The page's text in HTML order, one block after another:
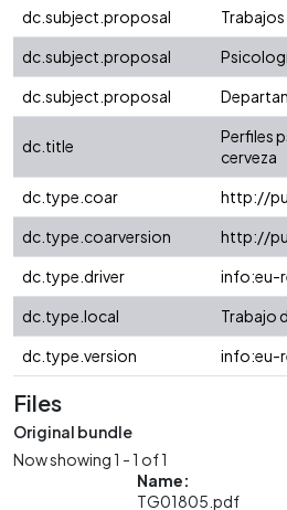
dc.subject.proposal
dc.subject.proposal
dc.subject.proposal
dc.title
Perfiles
cerveza
dc.type.coar
http://
dc.type.coarversion
http://
dc.type.driver
info:eu-
dc.type.local
Trabajo
dc.type.version
info:eu-
Files
Original bundle
Now showing1 - 1 of 1
Name:
TG01805.pdf